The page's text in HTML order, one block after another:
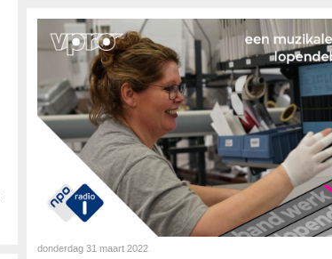
donderdag 31 maart 2022